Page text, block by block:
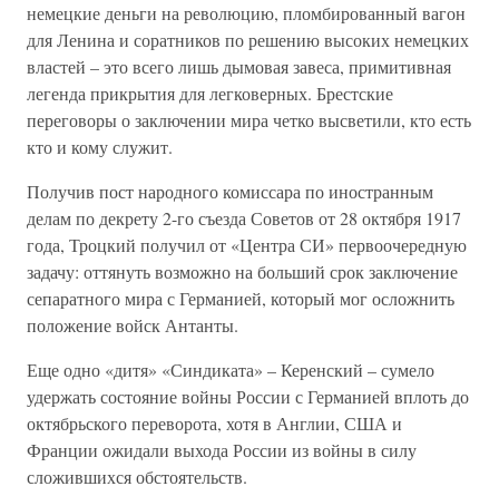
немецкие деньги на революцию, пломбированный вагон
для Ленина и соратников по решению высоких немецких
властей – это всего лишь дымовая завеса, примитивная
легенда прикрытия для легковерных. Брестские
переговоры о заключении мира четко высветили, кто есть
кто и кому служит.
Получив пост народного комиссара по иностранным
делам по декрету 2-го съезда Советов от 28 октября 1917
года, Троцкий получил от «Центра СИ» первоочередную
задачу: оттянуть возможно на больший срок заключение
сепаратного мира с Германией, который мог осложнить
положение войск Антанты.
Еще одно «дитя» «Синдиката» – Керенский – сумело
удержать состояние войны России с Германией вплоть до
октябрьского переворота, хотя в Англии, США и
Франции ожидали выхода России из войны в силу
сложившихся обстоятельств.